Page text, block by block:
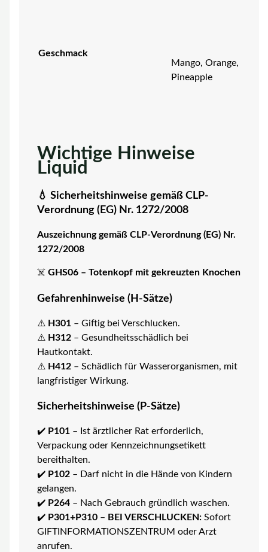
Geschmack
Mango, Orange,
Pineapple
Wichtige Hinweise
Liquid
💧 Sicherheitshinweise gemäß CLP-
Verordnung (EG) Nr. 1272/2008
Auszeichnung gemäß CLP-Verordnung (EG) Nr.
1272/2008
☠️ GHS06 – Totenkopf mit gekreuzten Knochen
Gefahrenhinweise (H-Sätze)
⚠️ H301– Giftig bei Verschlucken.
⚠️ H312– Gesundheitsschädlich bei
Hautkontakt.
⚠️ H412– Schädlich für Wasserorganismen, mit
langfristiger Wirkung.
Sicherheitshinweise (P-Sätze)
✔️ P101– Ist ärztlicher Rat erforderlich,
Verpackung oder Kennzeichnungsetikett
bereithalten.
✔️ P102– Darf nicht in die Hände von Kindern
gelangen.
✔️ P264– Nach Gebrauch gründlich waschen.
✔️ P301+P310– BEI VERSCHLUCKEN:Sofort
GIFTINFORMATIONSZENTRUM oder Arzt
anrufen.